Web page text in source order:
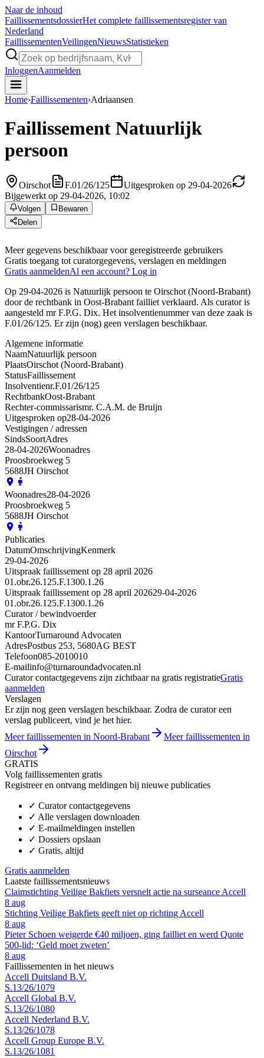
Naar de inhoud
FaillissementsdossierHet complete faillissementsregister van
Nederland
FaillissementenVeilingenNieuwsStatistieken
InloggenAanmelden
Home›Faillissementen›Adriaansen
Faillissement Natuurlijk
persoon
Oirschot F.01/26/125
Uitgesproken op 29-04-2026
Bijgewerkt op 29-04-2026, 10:02
Volgen
Bewaren
Delen
Meer gegevens beschikbaar voor geregistreerde gebruikers
Gratis toegang tot curatorgegevens, verslagen en meldingen
Gratis aanmeldenAl een account? Log in
Op 29-04-2026 is Natuurlijk persoon te Oirschot (Noord-Brabant)
door de rechtbank in Oost-Brabant failliet verklaard. Als curator is
aangesteld mr F.P.G. Dix. Het insolventienummer van deze zaak is
F.01/26/125. Er zijn (nog) geen verslagen beschikbaar.
Algemene informatie
NaamNatuurlijk persoon
PlaatsOirschot (Noord-Brabant)
StatusFaillissement
Insolventienr.F.01/26/125
RechtbankOost-Brabant
Rechter-commissarismr. C.A.M. de Bruijn
Uitgesproken op28-04-2026
Vestigingen / adressen
SindsSoortAdres
28-04-2026Woonadres
Proosbroekweg 5
5688JH Oirschot
Woonadres28-04-2026
Proosbroekweg 5
5688JH Oirschot
Publicaties
DatumOmschrijvingKenmerk
29-04-2026
Uitspraak faillissement op 28 april 2026
01.obr.26.125.F.1300.1.26
Uitspraak faillissement op 28 april 202629-04-2026
01.obr.26.125.F.1300.1.26
Curator / bewindvoerder
mr F.P.G. Dix
KantoorTurnaround Advocaten
AdresPostbus 253, 5680AG BEST
Telefoon085-2010010
E-mailinfo@turnaroundadvocaten.nl
Curator contactgegevens zijn zichtbaar na gratis registratieGratis
aanmelden
Verslagen
Er zijn nog geen verslagen beschikbaar. Zodra de curator een
verslag publiceert, vind je het hier.
Meer faillissementen in Noord-Brabant
Meer faillissementen in
Oirschot
GRATIS
Volg faillissementen gratis
Registreer en ontvang meldingen bij nieuwe publicaties
✓ Curator contactgegevens
✓ Alle verslagen downloaden
✓ E-mailmeldingen instellen
✓ Dossiers opslaan
✓ Gratis, altijd
Gratis aanmelden
Laatste faillissementsnieuws
Claimstichting Veilige Bakfiets versnelt actie na surseance Accell
8 aug
Stichting Veilige Bakfiets geeft niet op richting Accell
8 aug
Pieter Schoen weigerde €40 miljoen, ging failliet en werd Quote
500-lid: ‘Geld moet zweten’
8 aug
Faillissementen in het nieuws
Accell Duitsland B.V.
S.13/26/1079
Accell Global B.V.
S.13/26/1080
Accell Nederland B.V.
S.13/26/1078
Accell Group Europe B.V.
S.13/26/1081